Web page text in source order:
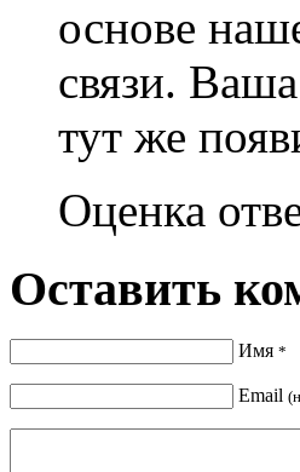
основе
связи.
тут же
Оценка
Оставить
Имя *
Email